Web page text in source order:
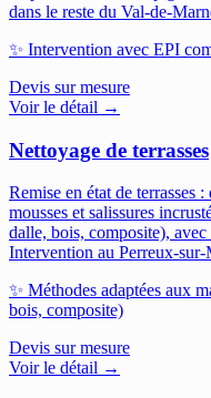
dans le reste du Val-de-
✨ Intervention avec EPI
Devis sur mesure
Voir le détail →
Nettoyage de terrasses
Remise en état de terrasses
mousses et salissures
dalle, bois, composite),
Intervention au Perreux-
✨ Méthodes adaptées aux
bois, composite)
Devis sur mesure
Voir le détail →